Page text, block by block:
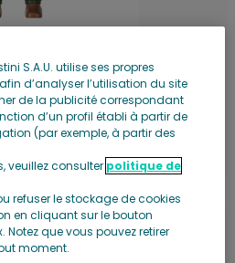
d'infos
Ajouter au chariot
S.A.U. utilise ses propres
d’analyser l’utilisation du site
de la publicité correspondant
d’un profil établi à partir de
(par exemple, à partir des
veuillez consulter politique de
refuser le stockage de cookies
en cliquant sur le bouton
Notez que vous pouvez retirer
moment.